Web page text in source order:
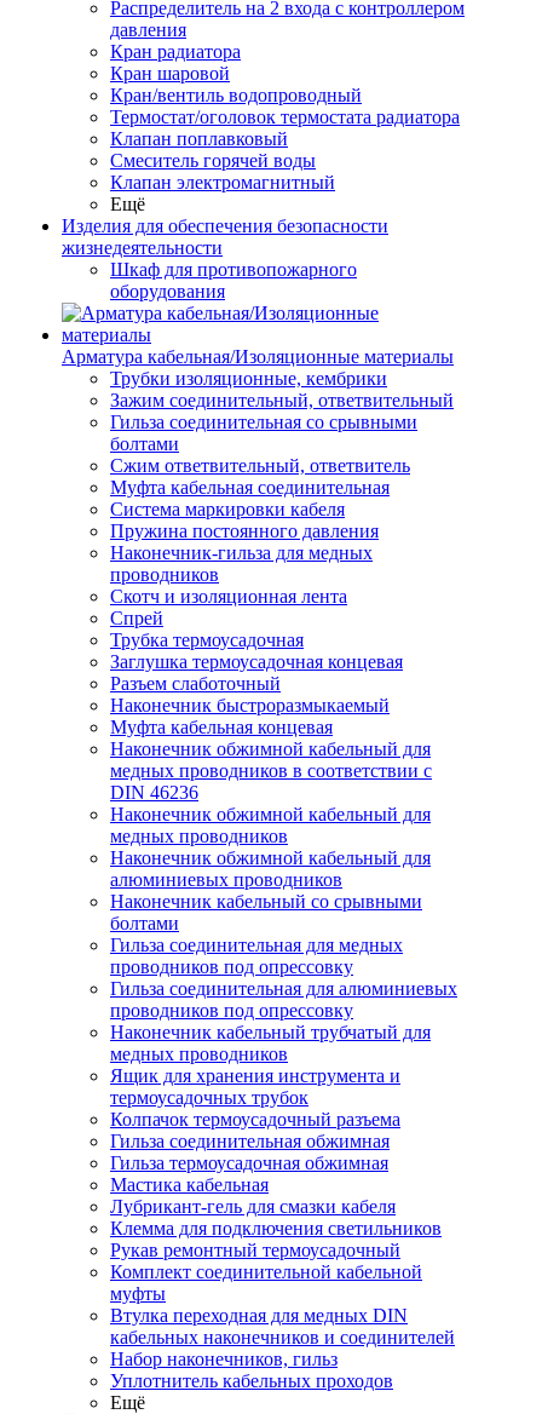
Распределитель на 2 входа с контроллером
давления
Кран радиатора
Кран шаровой
Кран/вентиль водопроводный
Термостат/оголовок термостата радиатора
Клапан поплавковый
Смеситель горячей воды
Клапан электромагнитный
Ещё
Изделия для обеспечения безопасности
жизнедеятельности
Шкаф для противопожарного
оборудования
Арматура кабельная/Изоляционные материалы
Трубки изоляционные, кембрики
Зажим соединительный, ответвительный
Гильза соединительная со срывными
болтами
Сжим ответвительный, ответвитель
Муфта кабельная соединительная
Система маркировки кабеля
Пружина постоянного давления
Наконечник-гильза для медных
проводников
Скотч и изоляционная лента
Спрей
Трубка термоусадочная
Заглушка термоусадочная концевая
Разъем слаботочный
Наконечник быстроразмыкаемый
Муфта кабельная концевая
Наконечник обжимной кабельный для
медных проводников в соответствии с
DIN 46236
Наконечник обжимной кабельный для
медных проводников
Наконечник обжимной кабельный для
алюминиевых проводников
Наконечник кабельный со срывными
болтами
Гильза соединительная для медных
проводников под опрессовку
Гильза соединительная для алюминиевых
проводников под опрессовку
Наконечник кабельный трубчатый для
медных проводников
Ящик для хранения инструмента и
термоусадочных трубок
Колпачок термоусадочный разъема
Гильза соединительная обжимная
Гильза термоусадочная обжимная
Мастика кабельная
Лубрикант-гель для смазки кабеля
Клемма для подключения светильников
Рукав ремонтный термоусадочный
Комплект соединительной кабельной
муфты
Втулка переходная для медных DIN
кабельных наконечников и соединителей
Набор наконечников, гильз
Уплотнитель кабельных проходов
Ещё